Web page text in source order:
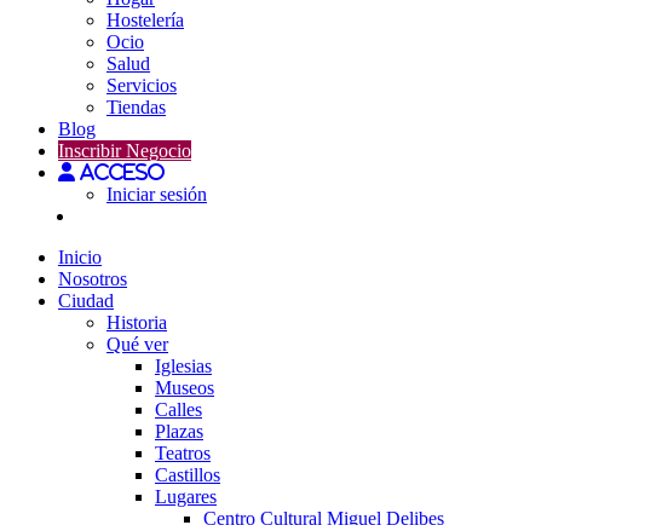
Hostelería
Ocio
Salud
Servicios
Tiendas
Blog
Inscribir Negocio
Acceso
Iniciar sesión
Inicio
Nosotros
Ciudad
Historia
Qué ver
Iglesias
Museos
Calles
Plazas
Teatros
Castillos
Lugares
Centro Cultural Miguel Delibes